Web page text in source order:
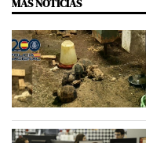
MÁS NOTICIAS